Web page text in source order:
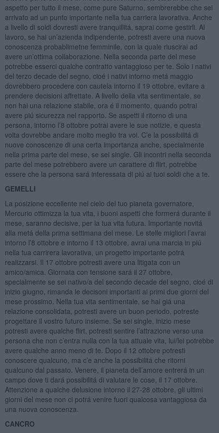
aspetto per tutto il mese, come pure Saturno, sembrerebbe che sei
arrivato ad un punto importante nella tua carriera lavorativa. Anche
a livello di soldi dovresti avere tranquillitá, saprai come gestirli. Al
lavoro, se hai un’azienda indipendente, potresti avere una nuova
conoscenza probablimetne femminile, con la quale riuscirai ad
avere un’ottima collaborazione. Nella seconda parte del mese
potrebbe esserci qualche contratto vantaggioso per te. Solo i nativi
del terzo decade del segno, cioé i nativi intorno metá maggio
dovrebbero procedere con cautela intorno il 19 ottobre, evitare a
prendere decisioni affrettate. A livello della vita sentimentale, se
non hai una relazione stabile, ora é il momento, quando potrai
avere piú sicurezza nel rapporto. Se aspetti il ritorno di una
persona, intorno l’8 ottobre potrai avere le sue notizie, e questa
volta dovrebbe andare molto meglio tra voi. C’e la possibilitá di
nuove conoscenze di una certa importanza anche, specialmente
nella prima parte del mese, se sei single. Gli incontri nella seconda
parte del mese potrebbero avere un carattere di flirt, potrebbe
essere che la persona sará interessata di piú ai tuoi soldi che a te.
GEMELLI
La posizione eccellente nel cielo del tuo pianeta governatore,
Mercurio ottimizza la tua vita, i buoni aspetti che formerá durante il
mese, saranno decisive, per la tua vita futura. Importante novitá
alla metá della prima settimana del mese. Le stelle migliori l’avrai
intorno l’8 ottobre e intorno il 13 ottobre, avrai una marcia in piú
nella tua carrirera lavorativa, un progetto importante potrá
realizzarsi. Il 17 ottobre potresti avere una litigata con un
amico/amica. Giornata con tensione sará il 27 ottobre,
specialmente se sei nativo/a del secondo decade del segno, cioé di
inizio giugno, rimanda le decisoni importanti ai primi due giorni del
mese prossimo. Nella tua vita sentimentale, se hai giá una
relazione consolidata, potresti avere un buon periodo, potreste
progettare il vostro futuro insieme. Se sei single, inizio mese
potresti avere qualche flirt, potresti sentire l’attrazione verso una
persona che non c’entra nulla con la tua attuale vita, lui/lei potrebbe
avere qualche anno meno di te. Dopo il 12 ottobre potresti
conoscere qualcuno, ma c’e anche la possibilitá che ritorni
qualcuno dal passato. Venere, il pianeta dell’amore entrerá in un
campo dove ti dará possibilitá di valutare le cose, il 17 ottobre.
Attenzione a qualche delusione intorno il 27-28 ottobre, gli ultimi
giorni del mese non ci potrá venire fuori qualcosa vantaggiosa da
una nuova conoscenza.
CANCRO